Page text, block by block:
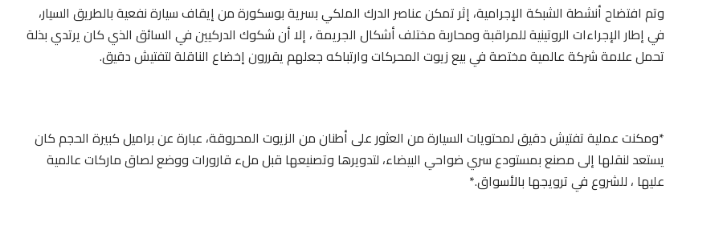
وتم افتضاح أنشطة الشبكة الإجرامية، إثر تمكن عناصر الدرك الملكي بسرية بوسكورة من إيقاف سيارة نفعية بالطريق السيار،
في إطار الإجراءات الروتينية للمراقبة ومحاربة مختلف أشكال الجريمة ، إلا أن شكوك الدركيين في السائق الذي كان يرتدي بذلة
تحمل علامة شركة عالمية مختصة في بيع زيوت المحركات وارتباكه جعلهم يقررون إخضاع الناقلة لتفتيش دقيق.
*ومكنت عملية تفتيش دقيق لمحتويات السيارة من العثور على أطنان من الزيوت المحروقة، عبارة عن براميل كبيرة الحجم كان
يستعد لنقلها إلى مصنع بمستودع سري ضواحي البيضاء، لتدويرها وتصنيعها قبل ملء قارورات ووضع لصاق ماركات عالمية
عليها ، للشروع في ترويجها بالأسواق.*